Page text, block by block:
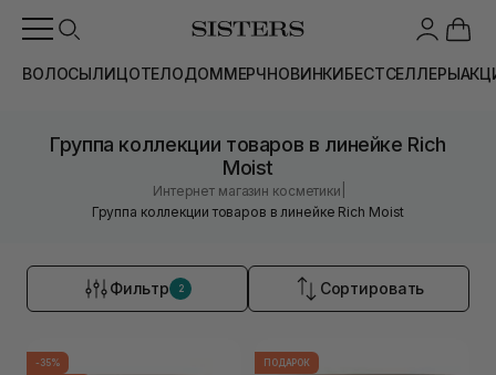
ВОЛОСЫЛИЦОТЕЛОДОММЕРЧНОВИНКИБЕСТСЕЛЛЕРЫ
Группа коллекции товаров в линейке Rich
Moist
Интернет магазин косметики
Группа коллекции товаров в линейке Rich Moist
Фильтр 2 Сортировать
-35%
ПОДАРОК